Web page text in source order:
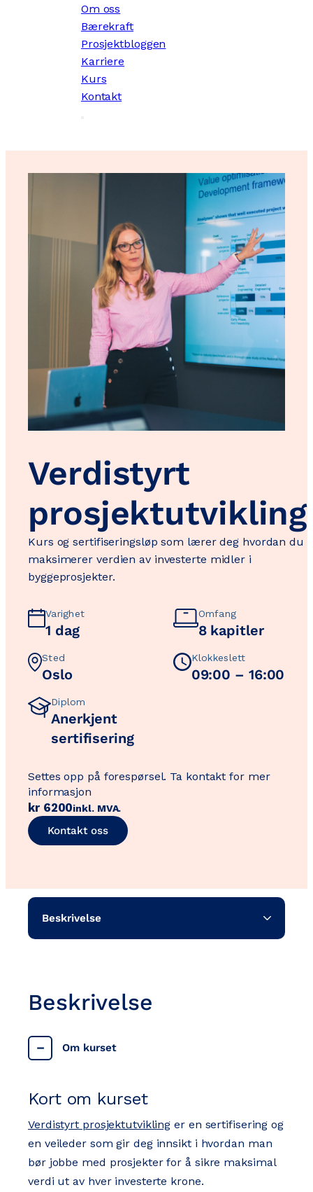
Om oss
Bærekraft
Prosjektbloggen
Karriere
Kurs
Kontakt
Verdistyrt
prosjektutvikling
Kurs og sertifiseringsløp som lærer deg hvordan du
maksimerer verdien av investerte midler i
byggeprosjekter.
Varighet
1 dag
Omfang
8 kapitler
Sted
Oslo
Klokkeslett
09:00 – 16:00
Diplom
Anerkjent
sertifisering
Settes opp på forespørsel. Ta kontakt for mer
informasjon
kr6200inkl. MVA.
Kontakt oss
Beskrivelse
Beskrivelse
Om kurset
Kort om kurset
Verdistyrt prosjektutvikling er en sertifisering og
en veileder som gir deg innsikt i hvordan man
bør jobbe med prosjekter for å sikre maksimal
verdi ut av hver investerte krone.